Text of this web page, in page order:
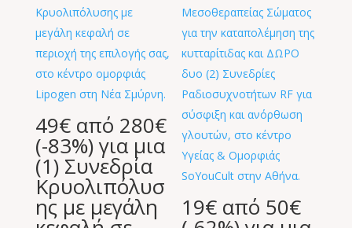
49€ από 280€
(-83%) για μια
(1) Συνεδρία
Κρυολιπόλυσ
ης με μεγάλη 19€ από 50€